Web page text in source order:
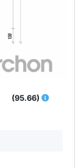
(95.66)